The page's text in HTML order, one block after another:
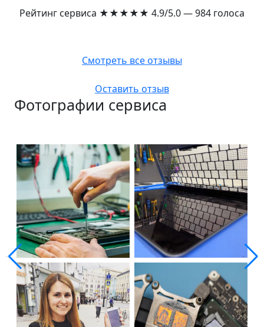
Рейтинг сервиса ★★★★★ 4.9/5.0 — 984 голоса
Смотреть все отзывы
Оставить отзыв
Фотографии сервиса